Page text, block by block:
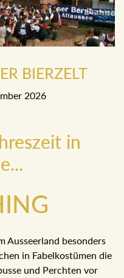
BIERZELT
2026
in
Ausseerland besonders
in Fabelkostümen die
und Perchten vor